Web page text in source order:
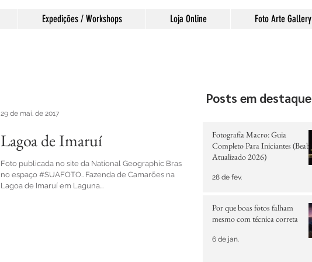
Expedições / Workshops Loja Online Foto Arte Gallery
Lagoa de Imaruí
Foto publicada no site da National Geographic Brasil
no espaço #SUAFOTO.. Fazenda de Camarões na
Lagoa de Imaruí em Laguna...
29 de mai. de 2017
Posts em destaque
Fotografia Macro: Guia
Completo Para Iniciantes (Beabá
Atualizado 2026)
28 de fev.
Por que boas fotos falham
mesmo com técnica correta
6 de jan.